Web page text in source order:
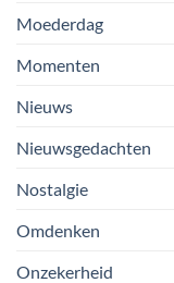
Moederdag
Momenten
Nieuws
Nieuwsgedachten
Nostalgie
Omdenken
Onzekerheid